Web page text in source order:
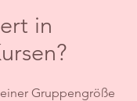
in
Gruppengröße